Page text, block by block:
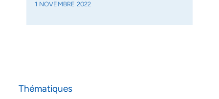
1 NOVEMBRE 2022
Thématiques